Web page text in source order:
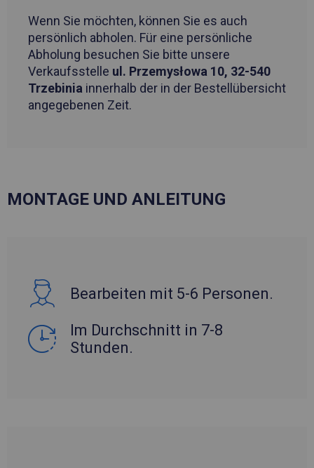
Wenn Sie möchten, können Sie es auch
persönlich abholen. Für eine persönliche
Abholung besuchen Sie bitte unsere
Verkaufsstelle ul. Przemysłowa 10, 32-540
Trzebinia innerhalb der in der Bestellübersicht
angegebenen Zeit.
MONTAGE UND ANLEITUNG
Bearbeiten mit 5-6 Personen.
Im Durchschnitt in 7-8
Stunden.